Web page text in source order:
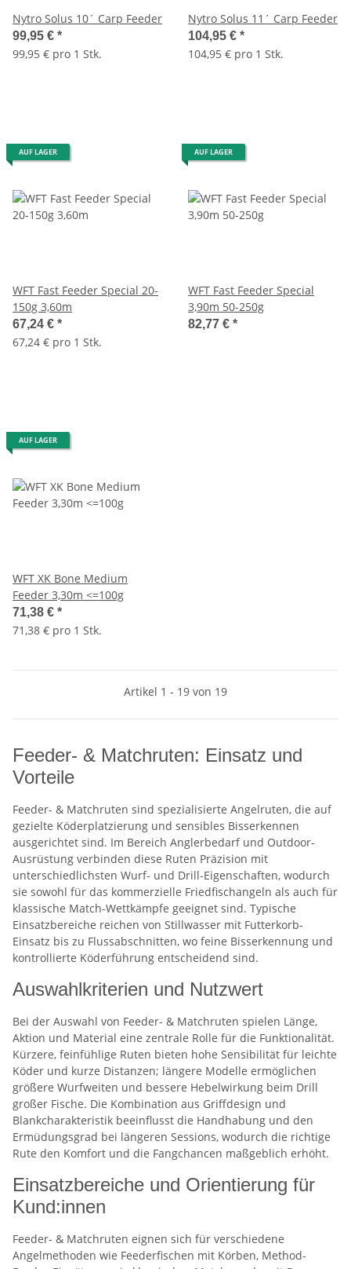
Nytro Solus 10´ Carp Feeder
99,95 € *
99,95 € pro 1 Stk.
Nytro Solus 11´ Carp Feeder
104,95 € *
104,95 € pro 1 Stk.
AUF LAGER
WFT Fast Feeder Special 20-
150g 3,60m
67,24 € *
67,24 € pro 1 Stk.
AUF LAGER
WFT Fast Feeder Special
3,90m 50-250g
82,77 € *
AUF LAGER
WFT XK Bone Medium
Feeder 3,30m <=100g
71,38 € *
71,38 € pro 1 Stk.
Artikel 1 - 19 von 19
Feeder- & Matchruten: Einsatz und
Vorteile
Feeder- & Matchruten sind spezialisierte Angelruten, die auf
gezielte Köderplatzierung und sensibles Bisserkennen
ausgerichtet sind. Im Bereich Anglerbedarf und Outdoor-
Ausrüstung verbinden diese Ruten Präzision mit
unterschiedlichsten Wurf- und Drill-Eigenschaften, wodurch
sie sowohl für das kommerzielle Friedfischangeln als auch für
klassische Match-Wettkämpfe geeignet sind. Typische
Einsatzbereiche reichen von Stillwasser mit Futterkorb-
Einsatz bis zu Flussabschnitten, wo feine Bisserkennung und
kontrollierte Köderführung entscheidend sind.
Auswahlkriterien und Nutzwert
Bei der Auswahl von Feeder- & Matchruten spielen Länge,
Aktion und Material eine zentrale Rolle für die Funktionalität.
Kürzere, feinfühlige Ruten bieten hohe Sensibilität für leichte
Köder und kurze Distanzen; längere Modelle ermöglichen
größere Wurfweiten und bessere Hebelwirkung beim Drill
großer Fische. Die Kombination aus Griffdesign und
Blankcharakteristik beeinflusst die Handhabung und den
Ermüdungsgrad bei längeren Sessions, wodurch die richtige
Rute den Komfort und die Fangchancen maßgeblich erhöht.
Einsatzbereiche und Orientierung für
Kund:innen
Feeder- & Matchruten eignen sich für verschiedene
Angelmethoden wie Feederfischen mit Körben, Method-